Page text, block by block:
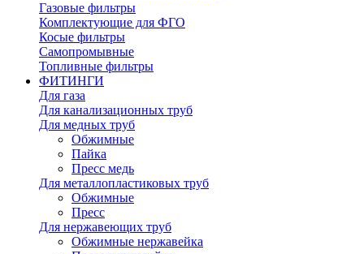
Газовые фильтры
Комплектующие для ФГО
Косые фильтры
Самопромывные
Топливные фильтры
ФИТИНГИ
Для газа
Для канализационных труб
Для медных труб
Обжимные
Пайка
Пресс медь
Для металлопластиковых труб
Обжимные
Пресс
Для нержавеющих труб
Обжимные нержавейка